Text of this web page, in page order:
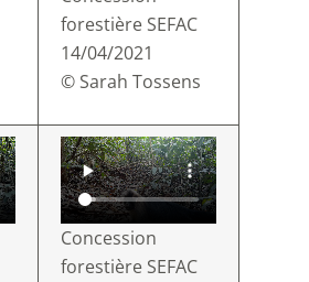
forestière SEFAC
14/04/2021
© Sarah Tossens
Concession
forestière SEFAC